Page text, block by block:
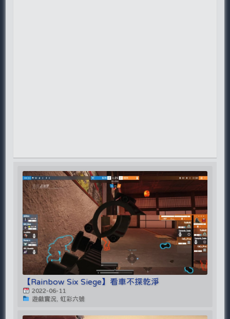
【Rainbow Six Siege】看車不探乾淨
2022-06-11
遊戲實況, 虹彩六號